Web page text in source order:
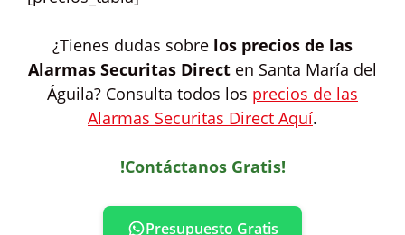
¿Tienes dudas sobre los precios de las
Alarmas Securitas Direct en Santa María del
Águila? Consulta todos los precios de las
Alarmas Securitas Direct Aquí.
!Contáctanos Gratis!
Presupuesto Gratis